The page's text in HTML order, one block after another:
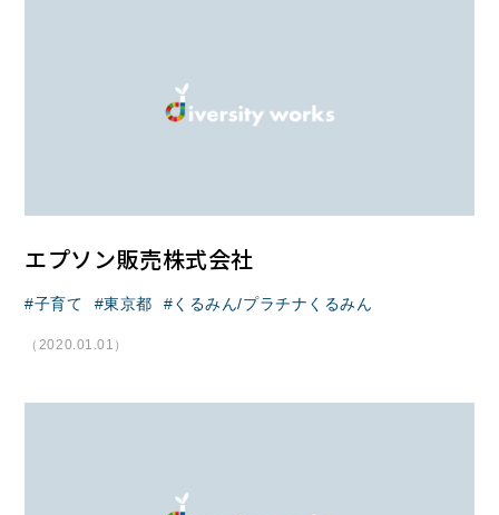
エプソン販売株式会社
子育て 東京都 くるみん/プラチナくるみん
（2020.01.01）